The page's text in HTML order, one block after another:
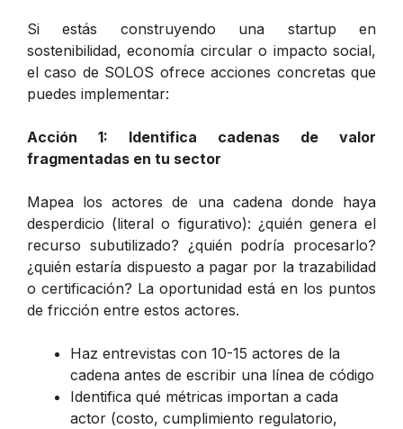
Si estás construyendo una startup en
sostenibilidad, economía circular o impacto social,
el caso de SOLOS ofrece acciones concretas que
puedes implementar:
Acción 1: Identifica cadenas de valor
fragmentadas en tu sector
Mapea los actores de una cadena donde haya
desperdicio (literal o figurativo): ¿quién genera el
recurso subutilizado? ¿quién podría procesarlo?
¿quién estaría dispuesto a pagar por la trazabilidad
o certificación? La oportunidad está en los puntos
de fricción entre estos actores.
Haz entrevistas con 10-15 actores de la
cadena antes de escribir una línea de código
Identifica qué métricas importan a cada
actor (costo, cumplimiento regulatorio,